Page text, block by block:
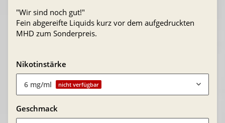
"Wir sind noch gut!"
Fein abgereifte Liquids kurz vor dem aufgedruckten
MHD zum Sonderpreis.
Nikotinstärke
6 mg/ml nicht verfügbar
Geschmack